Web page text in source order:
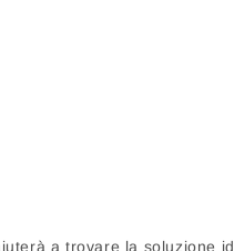
a trovare la soluzione